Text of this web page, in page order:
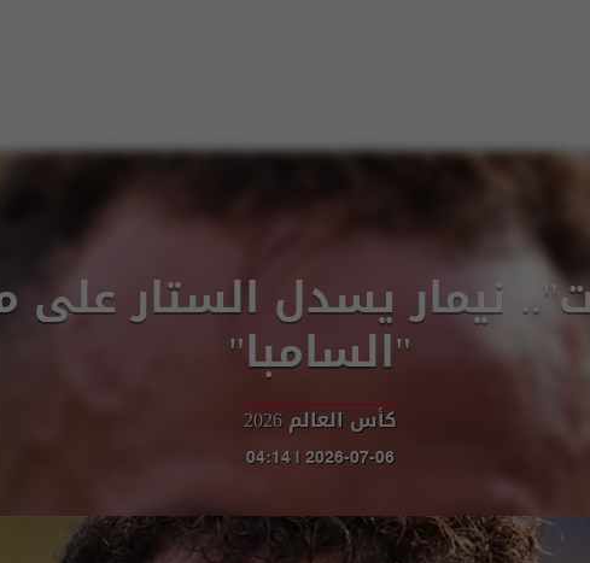
نيمار يسدل الستار على
"السامبا"
كأس العالم 2026
2026-07-06 | 04:14